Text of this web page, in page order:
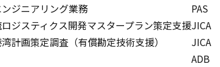
ジニアリング業務
PAS
ジスティクス開発マスタープラン策定支援JICA
計画策定調査（有償勘定技術支援）
JICA
ADB